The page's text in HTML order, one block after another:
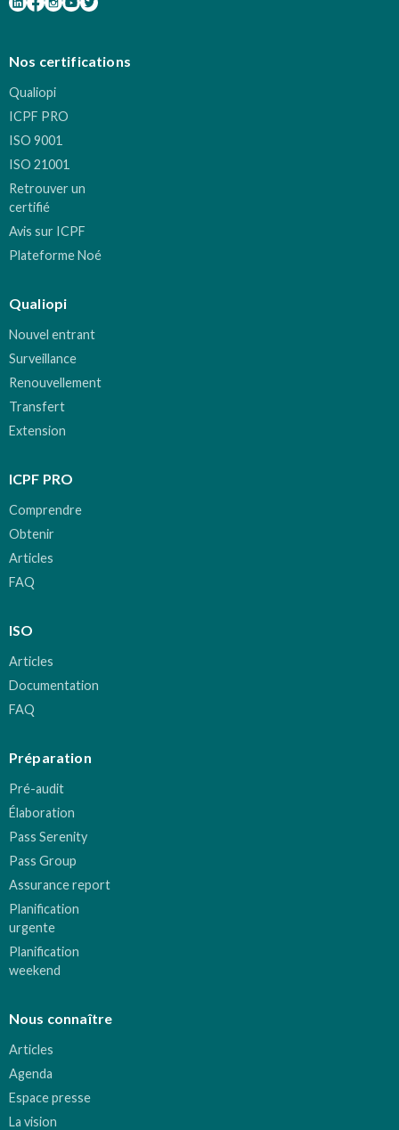
Nos certifications
Qualiopi
ICPF PRO
ISO 9001
ISO 21001
Retrouver un
certifié
Avis sur ICPF
Plateforme Noé
Qualiopi
Nouvel entrant
Surveillance
Renouvellement
Transfert
Extension
ICPF PRO
Comprendre
Obtenir
Articles
FAQ
ISO
Articles
Documentation
FAQ
Préparation
Pré-audit
Élaboration
Pass Serenity
Pass Group
Assurance report
Planification
urgente
Planification
weekend
Nous connaître
Articles
Agenda
Espace presse
La vision